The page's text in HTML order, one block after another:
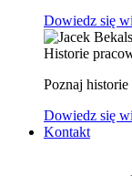
Dowiedz się
Historie
Poznaj
Dowiedz się
Kontakt